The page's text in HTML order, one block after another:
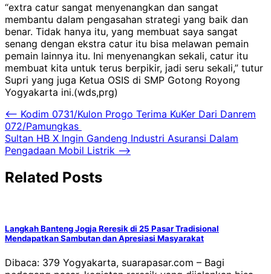
“extra catur sangat menyenangkan dan sangat
membantu dalam pengasahan strategi yang baik dan
benar. Tidak hanya itu, yang membuat saya sangat
senang dengan ekstra catur itu bisa melawan pemain
pemain lainnya itu. Ini menyenangkan sekali, catur itu
membuat kita untuk terus berpikir, jadi seru sekali,” tutur
Supri yang juga Ketua OSIS di SMP Gotong Royong
Yogyakarta ini.(wds,prg)
Navigasi
pos
⟵ Kodim 0731/Kulon Progo Terima KuKer Dari Danrem
072/Pamungkas
Sultan HB X Ingin Gandeng Industri Asuransi Dalam
Pengadaan Mobil Listrik ⟶
Related Posts
Langkah Banteng Jogja Reresik di 25 Pasar Tradisional
Mendapatkan Sambutan dan Apresiasi Masyarakat
Dibaca: 379 Yogyakarta, suarapasar.com – Bagi